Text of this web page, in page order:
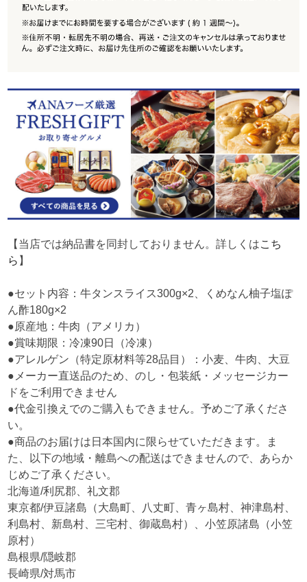
【当店では納品書を同封しておりません。詳しくはこち
ら 】
●セット内容：牛タンスライス300g×2、くめなん柚子塩ぽ
ん酢180g×2
●原産地：牛肉（アメリカ）
●賞味期限：冷凍90日（冷凍）
●アレルゲン（特定原材料等28品目）：小麦、牛肉、大豆
●メーカー直送品のため、のし・包装紙・メッセージカー
ドをご利用できません
●代金引換えでのご購入もできません。予めご了承くださ
い。
●商品のお届けは日本国内に限らせていただきます。ま
た、以下の地域・離島への配送はできませんので、あらか
じめご了承ください。
北海道/利尻郡、礼文郡
東京都/伊豆諸島（大島町、八丈町、青ヶ島村、神津島村、
利島村、新島村、三宅村、御蔵島村）、小笠原諸島（小笠
原村）
島根県/隠岐郡
長崎県/対馬市